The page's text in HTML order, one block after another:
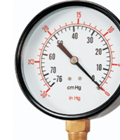
地
図
PRIVACY
POLICY